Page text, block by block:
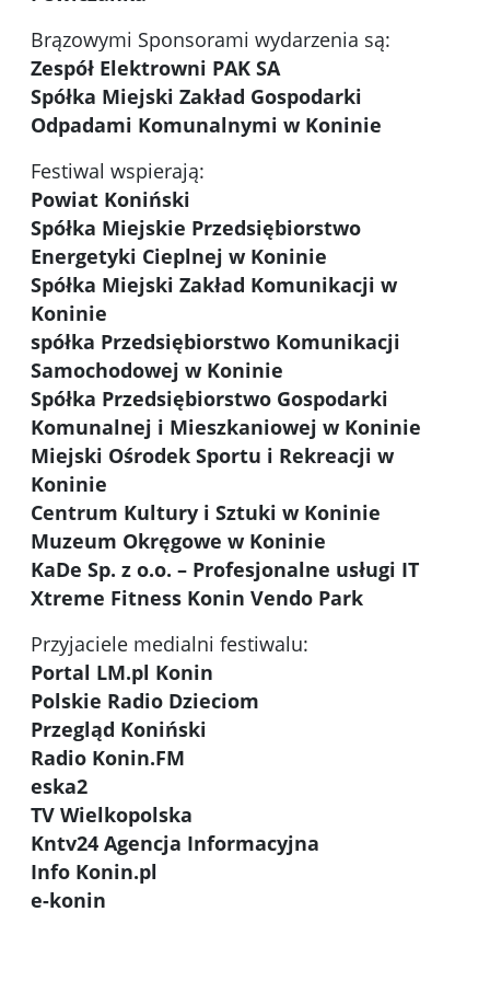
Brązowymi Sponsorami wydarzenia są:
Zespół Elektrowni PAK SA
Spółka Miejski Zakład Gospodarki
Odpadami Komunalnymi w Koninie
Festiwal wspierają:
Powiat Koniński
Spółka Miejskie Przedsiębiorstwo
Energetyki Cieplnej w Koninie
Spółka Miejski Zakład Komunikacji w
Koninie
spółka Przedsiębiorstwo Komunikacji
Samochodowej w Koninie
Spółka Przedsiębiorstwo Gospodarki
Komunalnej i Mieszkaniowej w Koninie
Miejski Ośrodek Sportu i Rekreacji w
Koninie
Centrum Kultury i Sztuki w Koninie
Muzeum Okręgowe w Koninie
KaDe Sp. z o.o. – Profesjonalne usługi IT
Xtreme Fitness Konin Vendo Park
Przyjaciele medialni festiwalu:
Portal LM.pl Konin
Polskie Radio Dzieciom
Przegląd Koniński
Radio Konin.FM
eska2
TV Wielkopolska
Kntv24 Agencja Informacyjna
Info Konin.pl
e-konin